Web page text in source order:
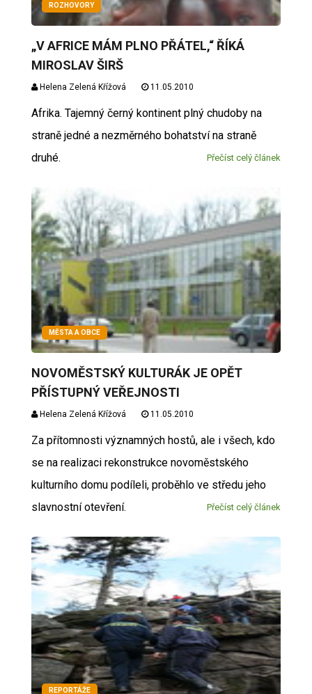
ROZHOVORY
„V AFRICE MÁM PLNO PŘÁTEL,“ ŘÍKÁ
MIROSLAV ŠIRŠ
Helena Zelená Křížová 11.05.2010
Afrika. Tajemný černý kontinent plný chudoby na
straně jedné a nezměrného bohatství na straně
druhé.
Přečíst celý článek
MĚSTA A OBCE
NOVOMĚSTSKÝ KULTURÁK JE OPĚT
PŘÍSTUPNÝ VEŘEJNOSTI
Helena Zelená Křížová 11.05.2010
Za přítomnosti významných hostů, ale i všech, kdo
se na realizaci rekonstrukce novoměstského
kulturního domu podíleli, proběhlo ve středu jeho
slavnostní otevření.
Přečíst celý článek
REPORTÁŽE